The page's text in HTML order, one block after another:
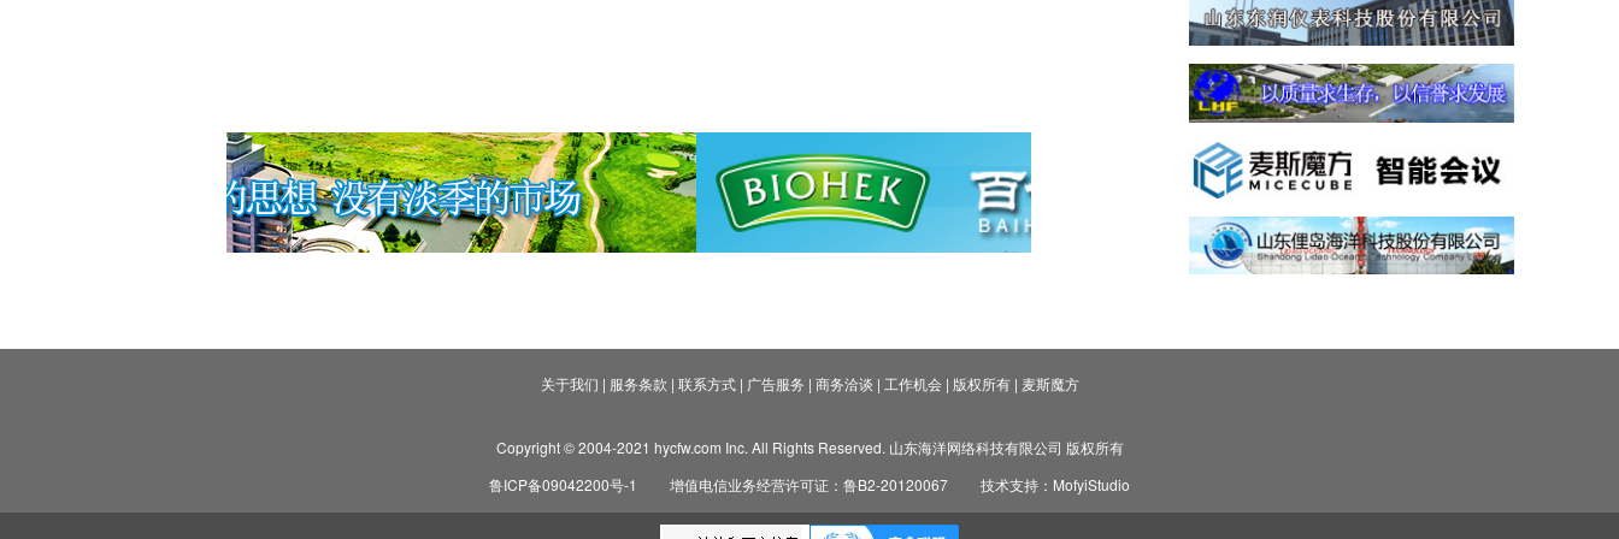
关于我们 | 服务条款 | 联系方式| 广告服务 | 商务洽谈 | 工作机会| 版权所有| 麦斯魔方
Copyright © 2004-2021 hycfw.com Inc. All Rights Reserved. 山东海洋网络科技有限公司 版权所有
鲁ICP备09042200号-1
增值电信业务经营许可证：鲁B2-20120067 技术支持：MofyiStudio